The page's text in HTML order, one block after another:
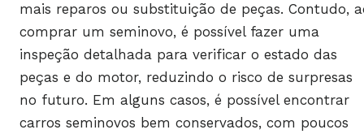
mais reparos ou substituição de peças. Contudo,
comprar um seminovo, é possível fazer uma
inspeção detalhada para verificar o estado das
peças e do motor, reduzindo o risco de surpresas
no futuro. Em alguns casos, é possível encontrar
carros seminovos bem conservados, com poucos